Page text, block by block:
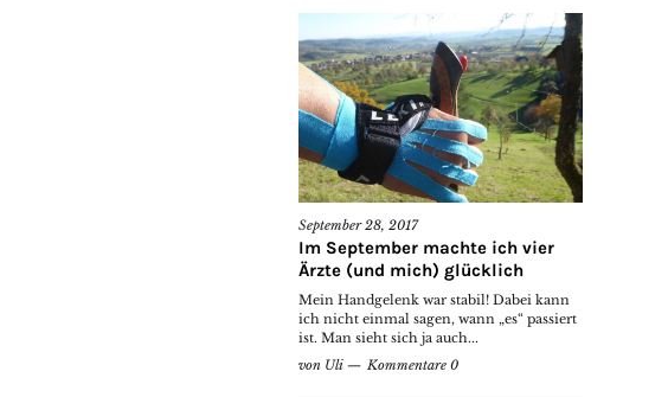
September 28, 2017
Im September machte ich vier
Ärzte (und mich) glücklich
Mein Handgelenk war stabil! Dabei kann
ich nicht einmal sagen, wann „es“ passiert
ist. Man sieht sich ja auch...
von Uli Kommentare 0